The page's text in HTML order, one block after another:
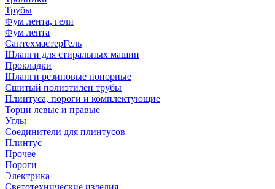
Трубы
Фум лента, гели
Фум лента
СантехмастерГель
Шланги для стиральных машин
Прокладки
Шланги резиновые нопорные
Сшитый полиэтилен трубы
Плинтуса, пороги и комплектующие
Торци левые и правые
Углы
Соединители для плинтусов
Плинтус
Прочее
Пороги
Электрика
Светотехнические изделия